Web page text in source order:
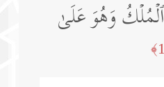
ٱلۡمُلۡكُ وَهُوَ عَلَىٰ